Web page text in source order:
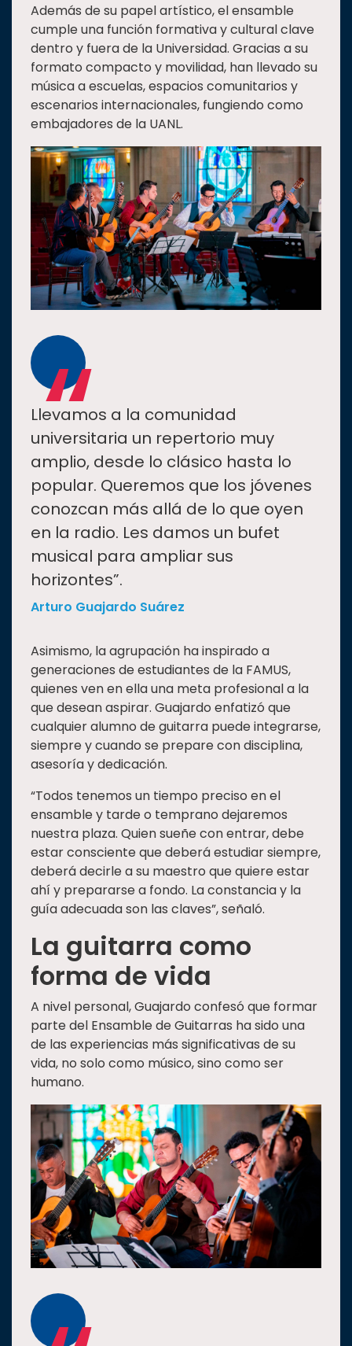
Además de su papel artístico, el ensamble
cumple una función formativa y cultural clave
dentro y fuera de la Universidad. Gracias a su
formato compacto y movilidad, han llevado su
música a escuelas, espacios comunitarios y
escenarios internacionales, fungiendo como
embajadores de la UANL.
“
Llevamos a la comunidad
universitaria un repertorio muy
amplio, desde lo clásico hasta lo
popular. Queremos que los jóvenes
conozcan más allá de lo que oyen
en la radio. Les damos un bufet
musical para ampliar sus
horizontes”.
Arturo Guajardo Suárez
Asimismo, la agrupación ha inspirado a
generaciones de estudiantes de la FAMUS,
quienes ven en ella una meta profesional a la
que desean aspirar. Guajardo enfatizó que
cualquier alumno de guitarra puede integrarse,
siempre y cuando se prepare con disciplina,
asesoría y dedicación.
“Todos tenemos un tiempo preciso en el
ensamble y tarde o temprano dejaremos
nuestra plaza. Quien sueñe con entrar, debe
estar consciente que deberá estudiar siempre,
deberá decirle a su maestro que quiere estar
ahí y prepararse a fondo. La constancia y la
guía adecuada son las claves”, señaló.
La guitarra como
forma de vida
A nivel personal, Guajardo confesó que formar
parte del Ensamble de Guitarras ha sido una
de las experiencias más significativas de su
vida, no solo como músico, sino como ser
humano.